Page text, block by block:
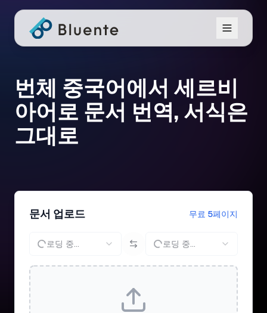
번체 중국어에서 세르비
아어로 문서 번역, 서식은
그대로
문서 업로드 무료 5페이지
로딩 중... 로딩 중...